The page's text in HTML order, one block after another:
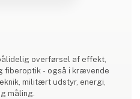
overførsel af effekt,
fiberoptik - også i krævende
militært udstyr, energi,
måling.